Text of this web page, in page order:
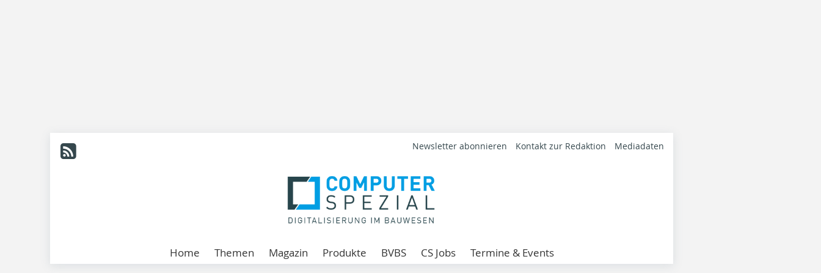
Newsletter abonnieren Kontakt zur Redaktion Mediadaten
Home Themen Magazin Produkte BVBS CS Jobs Termine & Events